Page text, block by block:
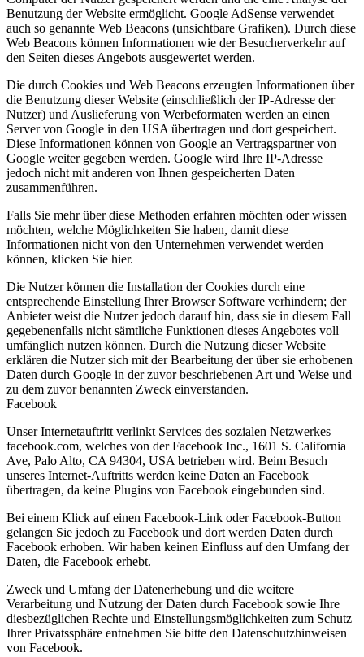
Benutzung der Website ermöglicht. Google AdSense verwendet
auch so genannte Web Beacons (unsichtbare Grafiken). Durch diese
Web Beacons können Informationen wie der Besucherverkehr auf
den Seiten dieses Angebots ausgewertet werden.
Die durch Cookies und Web Beacons erzeugten Informationen über
die Benutzung dieser Website (einschließlich der IP-Adresse der
Nutzer) und Auslieferung von Werbeformaten werden an einen
Server von Google in den USA übertragen und dort gespeichert.
Diese Informationen können von Google an Vertragspartner von
Google weiter gegeben werden. Google wird Ihre IP-Adresse
jedoch nicht mit anderen von Ihnen gespeicherten Daten
zusammenführen.
Falls Sie mehr über diese Methoden erfahren möchten oder wissen
möchten, welche Möglichkeiten Sie haben, damit diese
Informationen nicht von den Unternehmen verwendet werden
können, klicken Sie hier.
Die Nutzer können die Installation der Cookies durch eine
entsprechende Einstellung Ihrer Browser Software verhindern; der
Anbieter weist die Nutzer jedoch darauf hin, dass sie in diesem Fall
gegebenenfalls nicht sämtliche Funktionen dieses Angebotes voll
umfänglich nutzen können. Durch die Nutzung dieser Website
erklären die Nutzer sich mit der Bearbeitung der über sie erhobenen
Daten durch Google in der zuvor beschriebenen Art und Weise und
zu dem zuvor benannten Zweck einverstanden.
Facebook
Unser Internetauftritt verlinkt Services des sozialen Netzwerkes
facebook.com, welches von der Facebook Inc., 1601 S. California
Ave, Palo Alto, CA 94304, USA betrieben wird. Beim Besuch
unseres Internet-Auftritts werden keine Daten an Facebook
übertragen, da keine Plugins von Facebook eingebunden sind.
Bei einem Klick auf einen Facebook-Link oder Facebook-Button
gelangen Sie jedoch zu Facebook und dort werden Daten durch
Facebook erhoben. Wir haben keinen Einfluss auf den Umfang der
Daten, die Facebook erhebt.
Zweck und Umfang der Datenerhebung und die weitere
Verarbeitung und Nutzung der Daten durch Facebook sowie Ihre
diesbezüglichen Rechte und Einstellungsmöglichkeiten zum Schutz
Ihrer Privatssphäre entnehmen Sie bitte den Datenschutzhinweisen
von Facebook.